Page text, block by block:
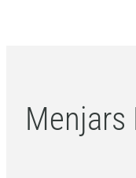
Menjars